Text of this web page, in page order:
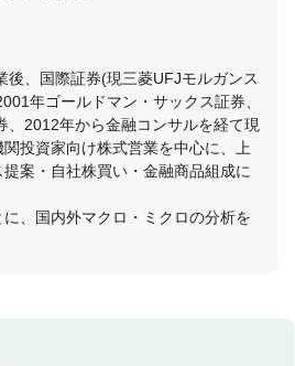
後、国際証券(現三菱UFJモルガンス
年ゴールドマン・サックス証券、
、2012年から金融コンサルを経て現
投資家向け株式営業を中心に、上
案・自社株買い・金融商品組成に
、国内外マクロ・ミクロの分析を